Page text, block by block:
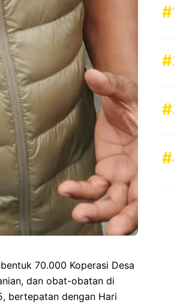
70.000 Koperasi Desa
dan obat-obatan di
bertepatan dengan Hari